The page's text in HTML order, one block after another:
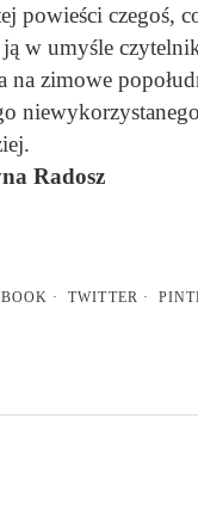
powieści czegoś,
w umyśle
na zimowe
Radosz
TWITTER